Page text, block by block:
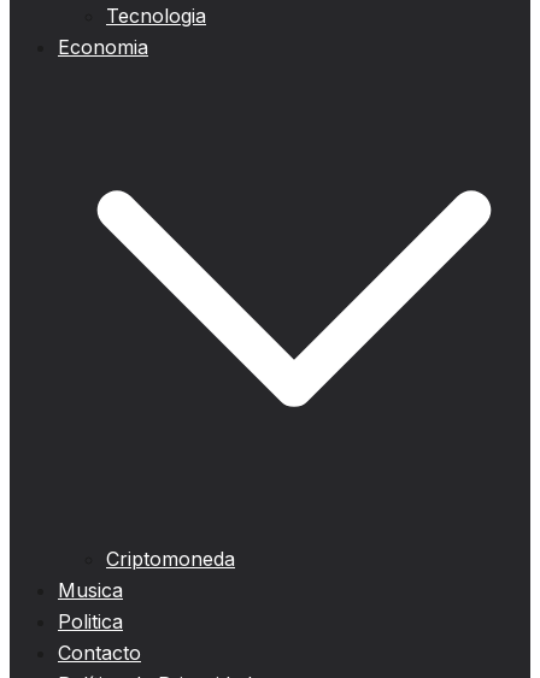
Tecnologia
Economia
Criptomoneda
Musica
Politica
Contacto